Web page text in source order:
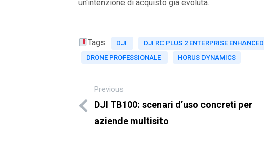
un'intenzione di acquisto già evoluta.
Tags: DJI
DJI RC PLUS 2 ENTERPRISE ENHANCED
DRONE PROFESSIONALE
HORUS DYNAMICS
Previous
DJI TB100: scenari d’uso concreti per
aziende multisito